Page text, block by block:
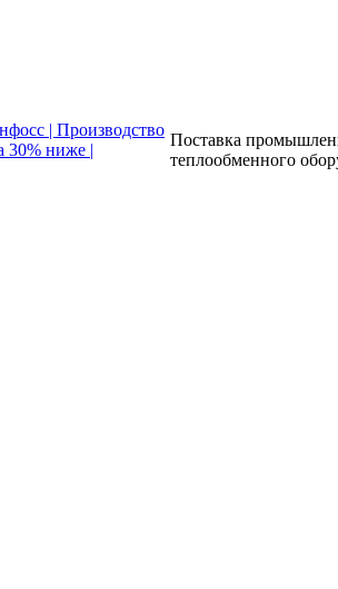
Поставка
теплообменного